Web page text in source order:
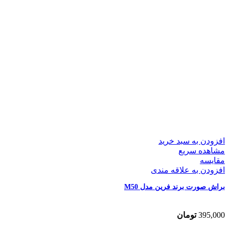
افزودن به سبد خرید
مشاهده سریع
مقایسه
افزودن به علاقه مندی
براش صورت برند فرین مدل M50
395,000 تومان